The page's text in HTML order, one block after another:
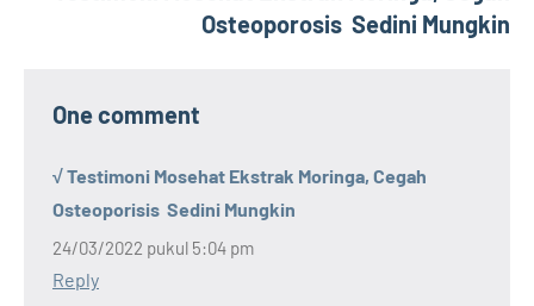
Osteoporosis Sedini Mungkin
One comment
√ Testimoni Mosehat Ekstrak Moringa, Cegah
Osteoporisis Sedini Mungkin
24/03/2022 pukul 5:04 pm
Reply